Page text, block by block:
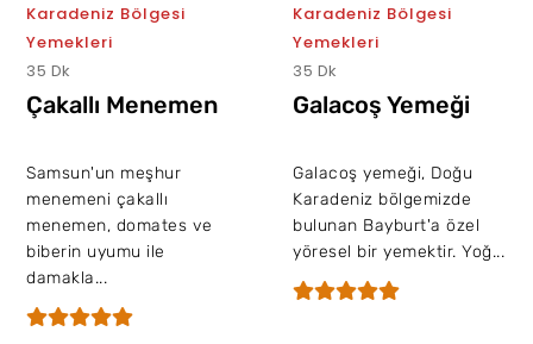
Karadeniz Bölgesi
Yemekleri
35 Dk
Çakallı Menemen
Samsun'un meşhur
menemeni çakallı
menemen, domates ve
biberin uyumu ile
damakla...
Karadeniz Bölgesi
Yemekleri
35 Dk
Galacoş Yemeği
Galacoş yemeği, Doğu
Karadeniz bölgemizde
bulunan Bayburt'a özel
yöresel bir yemektir. Yoğ...